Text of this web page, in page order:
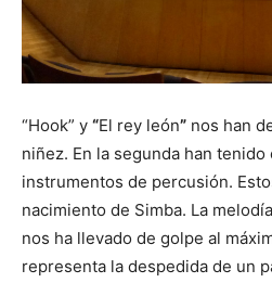
“Hook” y “El rey león” nos han
niñez. En la segunda han
instrumentos de percusión.
nacimiento de Simba. La
nos ha llevado de golpe al
representa la despedida de un